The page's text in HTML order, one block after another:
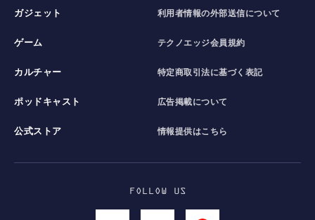
ガジェット
ゲーム
カルチャー
ポッドキャスト
公式ストア
利用者情報の外部送信について
テクノエッジ会員規約
特定商取引法に基づく表記
広告掲載について
情報提供はこちら
FOLLOW US